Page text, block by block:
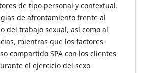
de tipo personal y contextual.
de afrontamiento frente al
del trabajo sexual, así como al
mientras que los factores
compartido SPA con los clientes
el ejercicio del sexo